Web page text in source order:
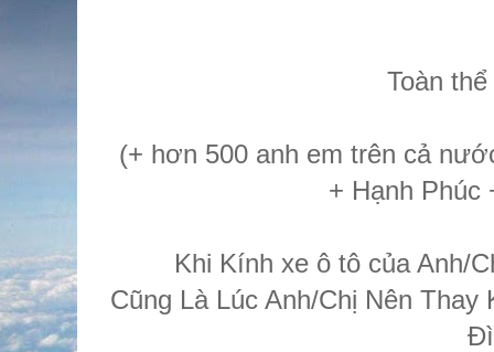
Toàn
(+ hơn 500 anh em trên cả
+ Hạnh Phúc
Khi Kính xe ô tô của Anh/
Cũng Là Lúc Anh/Chị Nên